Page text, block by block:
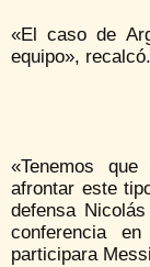
«El caso de
equipo», recalcó.
«Tenemos
afrontar este
defensa
conferencia
participara